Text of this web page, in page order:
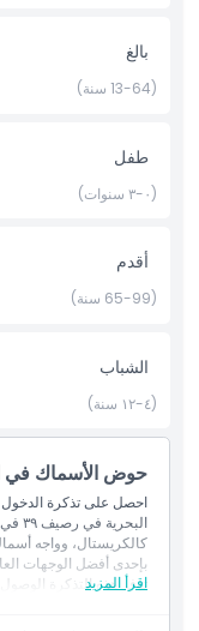
أبرز المعالم
المتضمنات
ساعات العمل
الموقع
سياسة الإلغاء
بالغ
(13-64 سنة)
طفل
(٠-٣ سنوات)
أقدم
(65-99 سنة)
الشباب
(٤-١٢ سنة)
حوض الأسماك في
احصل على تذكرة الدخول
كالكريستال، وواجه
بإحدى أفضل الوجهات
توفر هذه التذكرة
اقرأ المزيد